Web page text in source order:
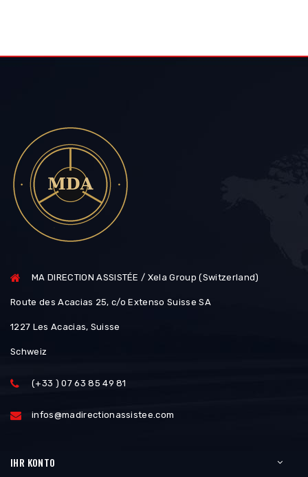
MA DIRECTION ASSISTÉE / Xela Group (Switzerland)
Route des Acacias 25, c/o Extenso Suisse SA
1227 Les Acacias, Suisse
Schweiz
(+33 ) 07 63 85 49 81
infos@madirectionassistee.com
IHR KONTO